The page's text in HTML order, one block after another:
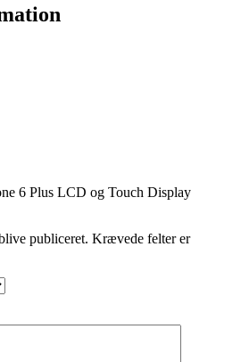
6 Plus LCD og Touch Display
publiceret. Krævede felter er